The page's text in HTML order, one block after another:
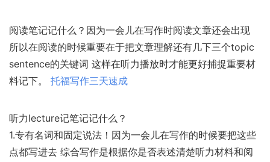
阅读笔记记什么？因为一会儿在写作时阅读文章还会出现
所以在阅读的时候重要在于把文章理解还有几下三个topic
sentence的关键词 这样在听力播放时才能更好捕捉重要材
料记下。 托福写作三天速成
听力lecture记笔记记什么？
1.专有名词和固定说法！因为一会儿在写作的时候要把这些
点都写进去 综合写作是根据你是否表述清楚听力材料和阅